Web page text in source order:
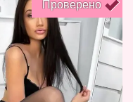
Проверено